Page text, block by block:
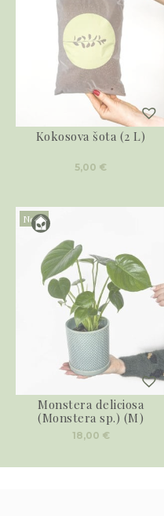
Kokosova šota (2 L)
5,00 €
Novo
Monstera deliciosa
(Monstera sp.) (M)
18,00 €